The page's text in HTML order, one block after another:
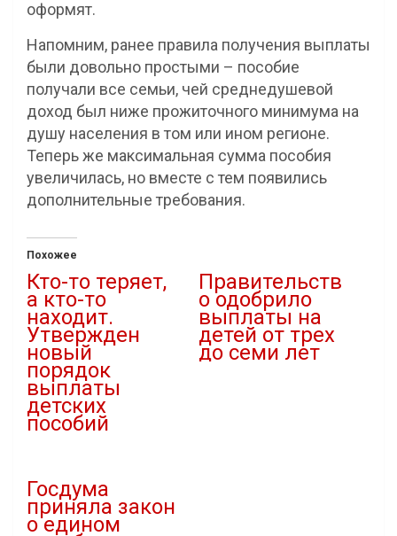
оформят.
Напомним, ранее правила получения выплаты
были довольно простыми – пособие
получали все семьи, чей среднедушевой
доход был ниже прожиточного минимума на
душу населения в том или ином регионе.
Теперь же максимальная сумма пособия
увеличилась, но вместе с тем появились
дополнительные требования.
Похожее
Кто-то теряет,
а кто-то
находит.
Утвержден
новый
порядок
выплаты
детских
пособий
Правительств
о одобрило
выплаты на
детей от трех
до семи лет
Госдума
приняла закон
о едином